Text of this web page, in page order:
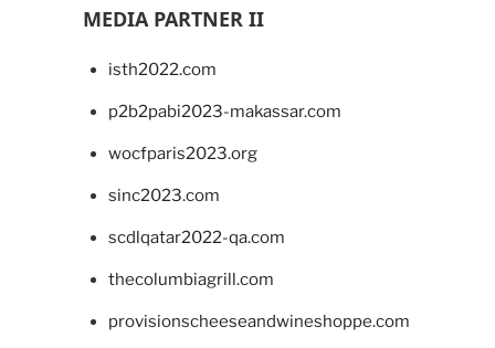
MEDIA PARTNER II
isth2022.com
p2b2pabi2023-makassar.com
wocfparis2023.org
sinc2023.com
scdlqatar2022-qa.com
thecolumbiagrill.com
provisionscheeseandwineshoppe.com